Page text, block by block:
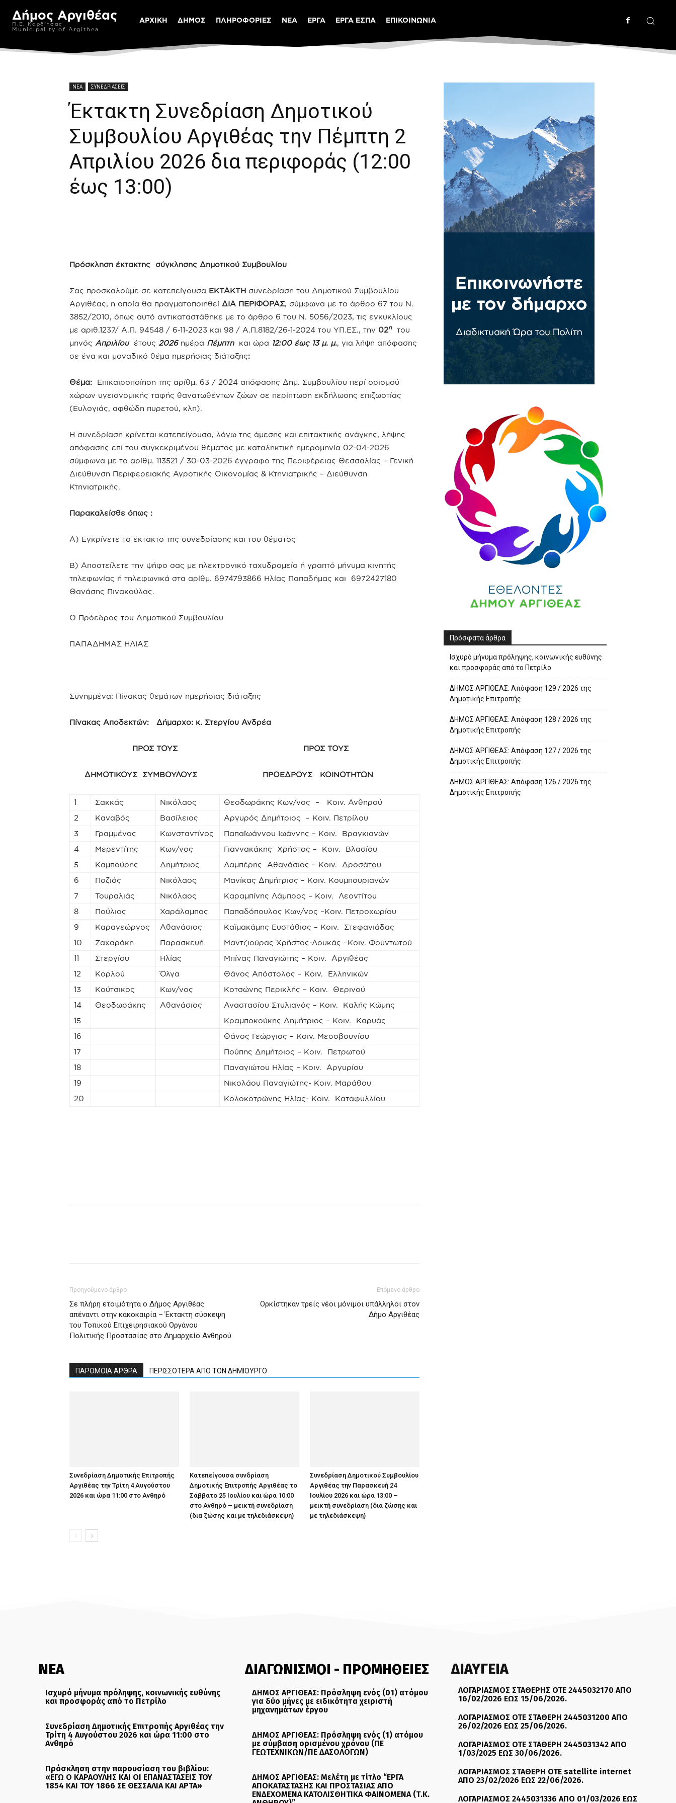
Δήμος Αργιθέας
Π.Ε. Καρδίτσας
Municipality of Argithea
ΑΡΧΙΚΗ ΔΗΜΟΣ ΠΛΗΡΟΦΟΡΙΕΣ ΝΕΑ ΕΡΓΑ ΕΡΓΑ ΕΣΠΑ ΕΠΙΚΟΙΝΩΝΙΑ
ΝΕΑ ΣΥΝΕΔΡΙΑΣΕΙΣ
Έκτακτη Συνεδρίαση Δημοτικού
Συμβουλίου Αργιθέας την Πέμπτη 2
Απριλίου 2026 δια περιφοράς (12:00
έως 13:00)
Πρόσκληση έκτακτης σύγκλησης Δημοτικού Συμβουλίου
Σας προσκαλούμε σε κατεπείγουσα ΕΚΤΑΚΤΗ συνεδρίαση του Δημοτικού Συμβουλίου
Αργιθέας, η οποία θα πραγματοποιηθεί ΔΙΑ ΠΕΡΙΦΟΡΑΣ, σύμφωνα με το άρθρο 67 του Ν.
3852/2010, όπως αυτό αντικαταστάθηκε με το άρθρο 6 του Ν. 5056/2023, τις εγκυκλίους
με αριθ.1237/ Α.Π. 94548 / 6-11-2023 και 98 / Α.Π.8182/26-1-2024 του ΥΠ.ΕΣ., την 02η
του
μηνός Απριλίου έτους 2026ημέρα Πέμπτη και ώρα 12:00 έως 13 μ. μ., για λήψη απόφασης
σε ένα και μοναδικό θέμα ημερήσιας διάταξης:
Θέμα: Επικαιροποίηση της αρίθμ. 63 / 2024 απόφασης Δημ. Συμβουλίου περί ορισμού
χώρων υγειονομικής ταφής θανατωθέντων ζώων σε περίπτωση εκδήλωσης επιζωοτίας
(Ευλογιάς, αφθώδη πυρετού, κλπ).
Η συνεδρίαση κρίνεται κατεπείγουσα, λόγω της άμεσης και επιτακτικής ανάγκης, λήψης
απόφασης επί του συγκεκριμένου θέματος με καταληκτική ημερομηνία 02-04-2026
σύμφωνα με το αρίθμ. 113521 / 30-03-2026 έγγραφο της Περιφέρειας Θεσσαλίας – Γενική
Διεύθυνση Περιφερειακής Αγροτικής Οικονομίας & Κτηνιατρικής – Διεύθυνση
Κτηνιατρικής.
Παρακαλείσθε όπως :
Α) Εγκρίνετε το έκτακτο της συνεδρίασης και του θέματος
Β) Αποστείλετε την ψήφο σας με ηλεκτρονικό ταχυδρομείο ή γραπτό μήνυμα κινητής
τηλεφωνίας ή τηλεφωνικά στα αρίθμ. 6974793866 Ηλίας Παπαδήμας και 6972427180
Θανάσης Πινακούλας.
Ο Πρόεδρος του Δημοτικού Συμβουλίου
ΠΑΠΑΔΗΜΑΣ ΗΛΙΑΣ
Συνημμένα: Πίνακας θεμάτων ημερήσιας διάταξης
Πίνακας Αποδεκτών: Δήμαρχο: κ. Στεργίου Ανδρέα
ΠΡΟΣ ΤΟΥΣ ΠΡΟΣ ΤΟΥΣ
ΔΗΜΟΤΙΚΟΥΣ ΣΥΜΒΟΥΛΟΥΣ ΠΡΟΕΔΡΟΥΣ ΚΟΙΝΟΤΗΤΩΝ
1 Σακκάς Νικόλαος
Θεοδωράκης Κων/νος – Κοιν. Ανθηρού
2
Καναβός Βασίλειος
Αργυρός Δημήτριος – Κοιν. Πετρίλου
3
Γραμμένος Κωνσταντίνος
Παπαϊωάννου Ιωάννης – Κοιν. Βραγκιανών
4
Μερεντίτης Κων/νος
Γιαννακάκης Χρήστος – Κοιν. Βλασίου
5
Καμπούρης Δημήτριος
Λαμπέρης Αθανάσιος – Κοιν. Δροσάτου
6
Ποζιός Νικόλαος
Μανίκας Δημήτριος – Κοιν. Κουμπουριανών
7
Τουραλιάς Νικόλαος
Καραμπίνης Λάμπρος – Κοιν. Λεοντίτου
8
Πούλιος Χαράλαμπος
Παπαδόπουλος Κων/νος –Κοιν. Πετροχωρίου
9
Καραγεώργος Αθανάσιος
Καϊμακάμης Ευστάθιος – Κοιν. Στεφανιάδας
10
Ζαχαράκη Παρασκευή
Μαντζιούρας Χρήστος-Λουκάς –Κοιν. Φουντωτού
11
Στεργίου Ηλίας
Μπίνας Παναγιώτης – Κοιν. Αργιθέας
12
Κορλού Όλγα
Θάνος Απόστολος – Κοιν. Ελληνικών
13
Κούτσικος Κων/νος
Κοτσώνης Περικλής – Κοιν. Θερινού
14
Θεοδωράκης Αθανάσιος
Αναστασίου Στυλιανός – Κοιν. Καλής Κώμης
15
Κραμποκούκης Δημήτριος – Κοιν. Καρυάς
16
Θάνος Γεώργιος – Κοιν. Μεσοβουνίου
17
Πούπης Δημήτριος – Κοιν. Πετρωτού
18
Παναγιώτου Ηλίας – Κοιν. Αργυρίου
19
Νικολάου Παναγιώτης- Κοιν. Μαράθου
20
Κολοκοτρώνης Ηλίας- Κοιν. Καταφυλλίου
Προηγούμενο άρθρο
Σε πλήρη ετοιμότητα ο Δήμος Αργιθέας
απέναντι στην κακοκαιρία – Έκτακτη σύσκεψη
του Τοπικού Επιχειρησιακού Οργάνου
Πολιτικής Προστασίας στο Δημαρχείο Ανθηρού
Επόμενο άρθρο
Ορκίστηκαν τρείς νέοι μόνιμοι υπάλληλοι στον
Δήμο Αργιθέας
ΠΑΡΟΜΟΙΑ ΑΡΘΡΑ ΠΕΡΙΣΣΟΤΕΡΑ ΑΠΟ ΤΟΝ ΔΗΜΙΟΥΡΓΟ
Συνεδρίαση Δημοτικής Επιτροπής
Αργιθέας την Τρίτη 4 Αυγούστου
2026 και ώρα 11:00 στο Ανθηρό
Κατεπείγουσα συνδρίαση
Δημοτικής Επιτροπής Αργιθέας το
Σάββατο 25 Ιουλίου και ώρα 10:00
στο Ανθηρό – μεικτή συνεδρίαση
(δια ζώσης και με τηλεδιάσκεψη)
Συνεδρίαση Δημοτικού Συμβουλίου
Αργιθέας την Παρασκευή 24
Ιουλίου 2026 και ώρα 13:00 –
μεικτή συνεδρίαση (δια ζώσης και
με τηλεδιάσκεψη)
Πρόσφατα άρθρα
Ισχυρό μήνυμα πρόληψης, κοινωνικής ευθύνης
και προσφοράς από το Πετρίλο
ΔΗΜΟΣ ΑΡΓΙΘΕΑΣ: Απόφαση 129 / 2026 της
Δημοτικής Επιτροπής
ΔΗΜΟΣ ΑΡΓΙΘΕΑΣ: Απόφαση 128 / 2026 της
Δημοτικής Επιτροπής
ΔΗΜΟΣ ΑΡΓΙΘΕΑΣ: Απόφαση 127 / 2026 της
Δημοτικής Επιτροπής
ΔΗΜΟΣ ΑΡΓΙΘΕΑΣ: Απόφαση 126 / 2026 της
Δημοτικής Επιτροπής
ΝΕΑ
Ισχυρό μήνυμα πρόληψης, κοινωνικής ευθύνης
και προσφοράς από το Πετρίλο
Συνεδρίαση Δημοτικής Επιτροπής Αργιθέας την
Τρίτη 4 Αυγούστου 2026 και ώρα 11:00 στο
Ανθηρό
Πρόσκληση στην παρουσίαση του βιβλίου:
«ΕΓΩ Ο ΚΑΡΑΟΥΛΗΣ ΚΑΙ ΟΙ ΕΠΑΝΑΣΤΑΣΕΙΣ ΤΟΥ
1854 ΚΑΙ ΤΟΥ 1866 ΣΕ ΘΕΣΣΑΛΙΑ ΚΑΙ ΑΡΤΑ»
ΔΙΑΓΩΝΙΣΜΟΙ - ΠΡΟΜΗΘΕΙΕΣ
ΔΗΜΟΣ ΑΡΓΙΘΕΑΣ: Πρόσληψη ενός (01) ατόμου
για δύο μήνες με ειδικότητα χειριστή
μηχανημάτων έργου
ΔΗΜΟΣ ΑΡΓΙΘΕΑΣ: Πρόσληψη ενός (1) ατόμου
με σύμβαση ορισμένου χρόνου (ΠΕ
ΓΕΩΤΕΧΝΙΚΩΝ/ΠΕ ΔΑΣΟΛΟΓΩΝ)
ΔΗΜΟΣ ΑΡΓΙΘΕΑΣ: Μελέτη με τίτλο “ΕΡΓΑ
ΑΠΟΚΑΤΑΣΤΑΣΗΣ ΚΑΙ ΠΡΟΣΤΑΣΙΑΣ ΑΠΟ
ΕΝΔΕΧΟΜΕΝΑ ΚΑΤΟΛΙΣΘΗΤΙΚΑ ΦΑΙΝΟΜΕΝΑ (Τ.Κ.
ΔΙΑΥΓΕΙΑ
ΛΟΓΑΡΙΑΣΜΟΣ ΣΤΑΘΕΡΗΣ ΟΤΕ 2445032170 ΑΠΟ
16/02/2026 ΕΩΣ 15/06/2026.
ΛΟΓΑΡΙΑΣΜΟΣ ΟΤΕ ΣΤΑΘΕΡΗ 2445031200 ΑΠΟ
26/02/2026 ΕΩΣ 25/06/2026.
ΛΟΓΑΡΙΑΣΜΟΣ ΟΤΕ ΣΤΑΘΕΡΗ 2445031342 ΑΠΟ
1/03/2025 ΕΩΣ 30/06/2026.
ΛΟΓΑΡΙΑΣΜΟΣ ΣΤΑΘΕΡΗ ΟΤΕ satellite internet
ΑΠΟ 23/02/2026 ΕΩΣ 22/06/2026.
ΛΟΓΑΡΙΑΣΜΟΣ 2445031336 ΑΠΟ 01/03/2026 ΕΩΣ